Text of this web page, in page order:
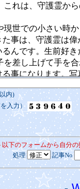
内)
入力）
以下のフォームから自分
処理
記事No